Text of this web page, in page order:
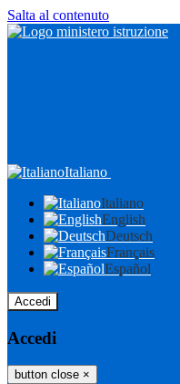
Salta al contenuto
Italiano
Italiano
English
Deutsch
Français
Español
Accedi
Accedi
button close ×